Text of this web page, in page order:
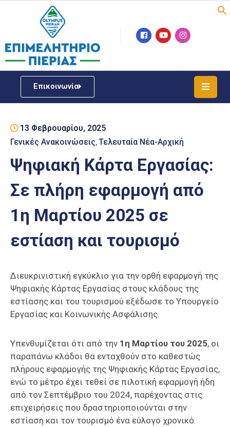
Επικοινωνία
Επιμελητήριο
Νέα
ΓΕΜΗ
Επιχειρηματική
Υποστήριξη
Έκθεση
Παραδοσιακών
Επαγγελμάτων
ΕΒΕΠ-
ΚΜ
Πιερία
13 Φεβρουαρίου, 2025
Γενικές Ανακοινώσεις Τελευταία Νέα-Αρχική
Ψηφιακή Κάρτα Εργασίας:
Σε πλήρη εφαρμογή από
1η Μαρτίου 2025 σε
εστίαση και τουρισμό
Διευκρινιστική εγκύκλιο για την ορθή εφαρμογή της
Ψηφιακής Κάρτας Εργασίας στους κλάδους της
εστίασης και του τουρισμού εξέδωσε το Υπουργείο
Εργασίας και Κοινωνικής Ασφάλισης.
Υπενθυμίζεται ότι από την 1η Μαρτίου του 2025, οι
παραπάνω κλάδοι θα ενταχθούν στο καθεστώς
πλήρους εφαρμογής της Ψηφιακής Κάρτας Εργασίας,
ενώ το μέτρο έχει τεθεί σε πιλοτική εφαρμογή ήδη
από τον Σεπτέμβριο του 2024, παρέχοντας στις
επιχειρήσεις που δραστηριοποιούνται στην
εστίαση και τον τουρισμό ένα εύλογο χρονικό